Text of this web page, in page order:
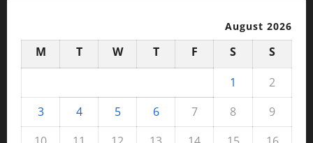
August 2026
M T W T F S
S
1
2
3
4 5 6 7 8
9